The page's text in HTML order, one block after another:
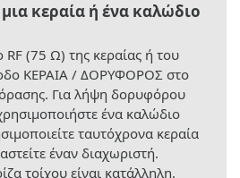
κεραία ή ένα καλώδιο
(75 Ω) της κεραίας ή του
ΚΕΡΑΙΑ / ΔΟΡΥΦΟΡΟΣ στο
Για λήψη δορυφόρου
ένα καλώδιο
ταυτόχρονα κεραία
έναν διαχωριστή.
τοίχου είναι κατάλληλη.